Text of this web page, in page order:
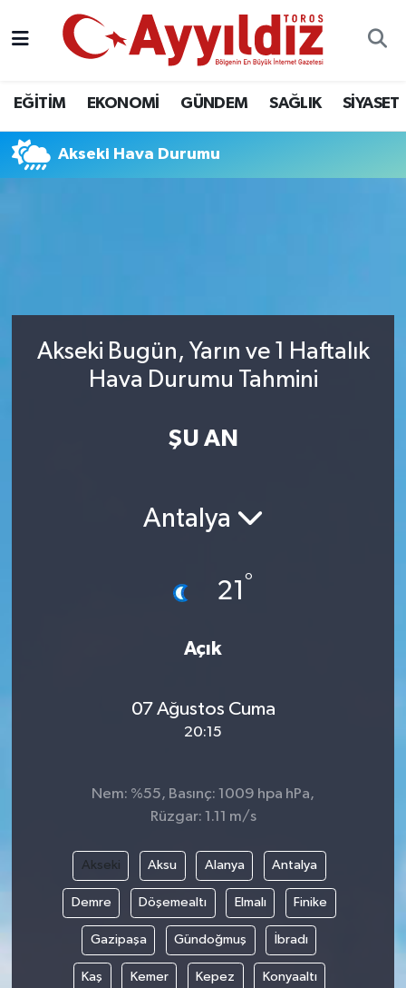
EĞİTİM EKONOMİ GÜNDEM SAĞLIK SİYASET
Akseki Hava Durumu
Akseki Bugün, Yarın ve 1 Haftalık
Hava Durumu Tahmini
ŞU AN
Antalya
21 °
Açık
07 Ağustos Cuma
20:15
Nem: %55, Basınç: 1009 hpa hPa,
Rüzgar: 1.11 m/s
Akseki Aksu Alanya Antalya
Demre Döşemealtı Elmalı Finike
Gazipaşa Gündoğmuş İbradı
Kaş Kemer Kepez Konyaaltı